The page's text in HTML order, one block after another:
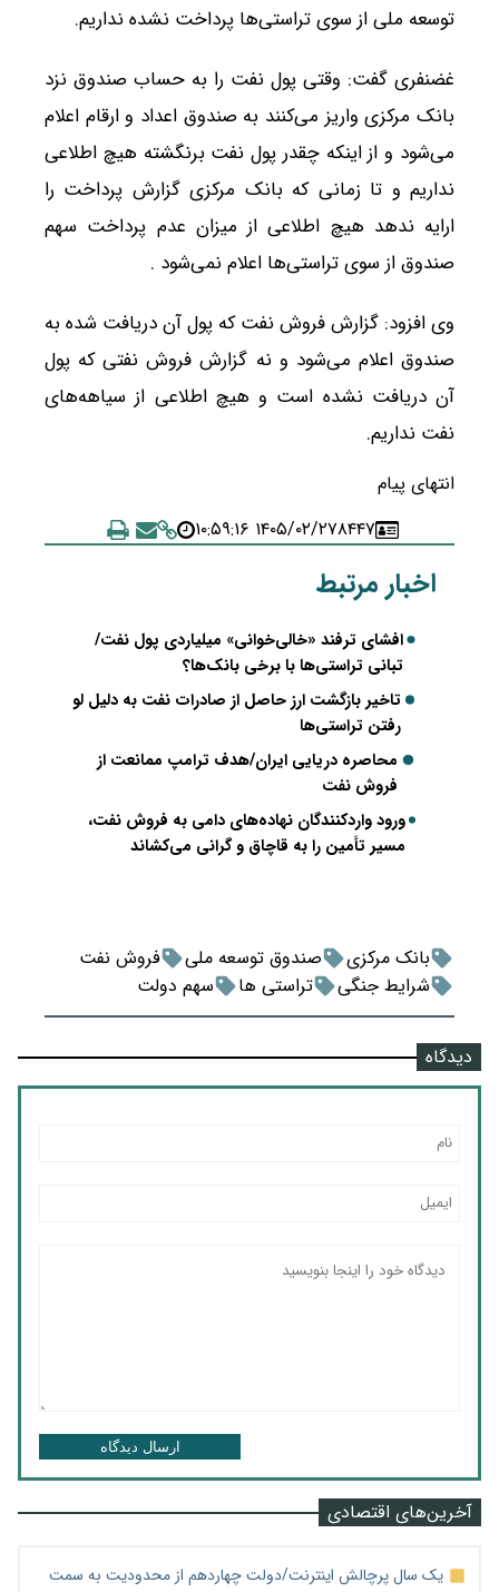
توسعه ملی از سوی تراستی‌ها پرداخت نشده نداریم.
غضنفری گفت: وقتی پول نفت را به حساب صندوق نزد
بانک مرکزی واریز می‌کنند به صندوق اعداد و ارقام اعلام
می‌شود و از اینکه چقدر پول نفت برنگشته هیچ اطلاعی
نداریم و تا زمانی که بانک مرکزی گزارش پرداخت را
ارایه ندهد هیچ اطلاعی از میزان عدم پرداخت سهم
صندوق از سوی تراستی‌ها اعلام نمی‌شود .
وی افزود: گزارش فروش نفت که پول آن دریافت شده به
صندوق اعلام می‌شود و نه گزارش فروش نفتی که پول
آن دریافت نشده است و هیچ اطلاعی از سیاهه‌های
نفت نداریم.
انتهای پیام
۸۴۴۷۱۴۰۵/۰۲/۲۷ ۱۰:۵۹:۱۶
اخبار مرتبط
افشای ترفند «خالی‌خوانی» میلیاردی پول نفت/
تبانی تراستی‌ها با برخی بانک‌ها؟
تاخیر بازگشت ارز حاصل از صادرات نفت به دلیل لو
رفتن تراستی‌ها
محاصره دریایی ایران/هدف ترامپ ممانعت از
فروش نفت
ورود واردکنندگان نهاده‌های دامی به فروش نفت،
مسیر تأمین را به قاچاق و گرانی می‌کشاند
بانک مرکزی صندوق توسعه ملی
فروش نفت
شرایط جنگی
تراستی ها سهم دولت
دیدگاه
ارسال دیدگاه
آخرین‌های اقتصادی
یک سال پرچالش اینترنت/دولت چهاردهم از محدودیت به سمت